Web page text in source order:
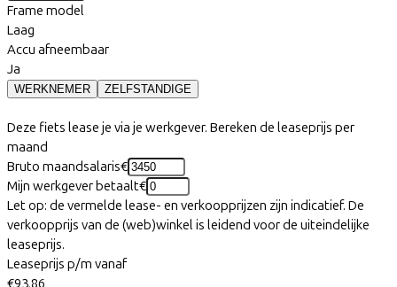
Frame model
Laag
Accu afneembaar
Ja
WERKNEMER ZELFSTANDIGE
Deze fiets lease je via je werkgever. Bereken de leaseprijs per
maand
Bruto maandsalaris€
Mijn werkgever betaalt€
Let op: de vermelde lease- en verkoopprijzen zijn indicatief. De
verkoopprijs van de (web)winkel is leidend voor de uiteindelijke
leaseprijs.
Leaseprijs p/m vanaf
€93,86